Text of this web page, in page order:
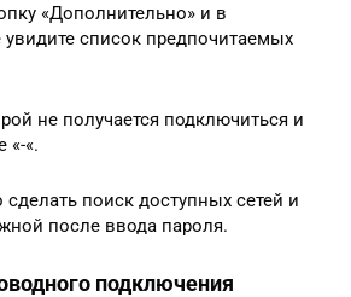
«Дополнительно» и в
список предпочитаемых
не получается подключиться и
«-«.
поиск доступных сетей и
после ввода пароля.
подключения